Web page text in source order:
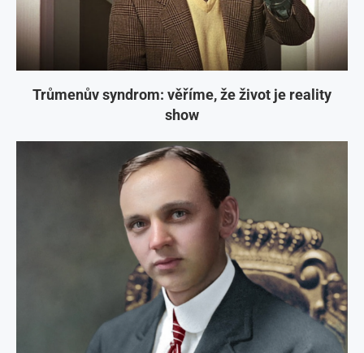
Trůmenův syndrom: věříme, že život je reality
show